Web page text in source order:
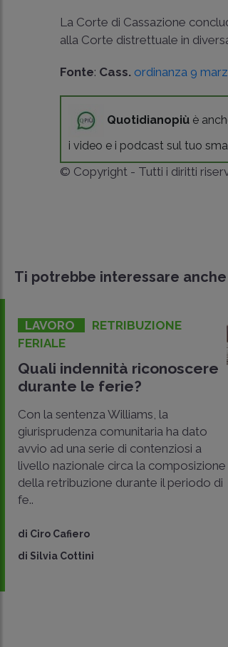
La Corte di Cassazione
alla Corte distrettuale in
Fonte: Cass. ordinanza 9
Quotidianopiù è
i video e i podcast sul tuo
© Copyright - Tutti i diritti
Ti potrebbe interessare anche
LAVORO
RETRIBUZIONE
FERIALE
Quali indennità riconoscere
durante le ferie?
Con la sentenza Williams, la
giurisprudenza comunitaria ha dato
avvio ad una serie di contenziosi a
livello nazionale circa la composizione
della retribuzione durante il periodo di
fe..
di Ciro Cafiero
di Silvia Cottini